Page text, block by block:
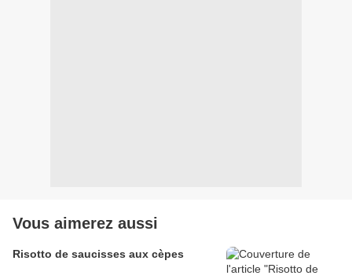
Vous aimerez aussi
Risotto de saucisses aux cèpes